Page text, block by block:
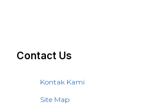
Contact Us
Kontak Kami
Site Map